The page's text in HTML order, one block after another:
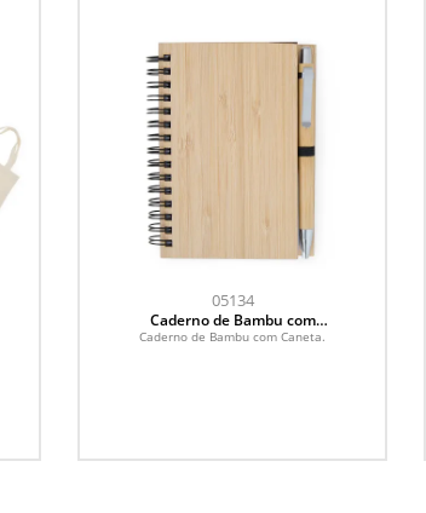
05134
Caderno de Bambu com
Caneta
Caderno de Bambu com Caneta.